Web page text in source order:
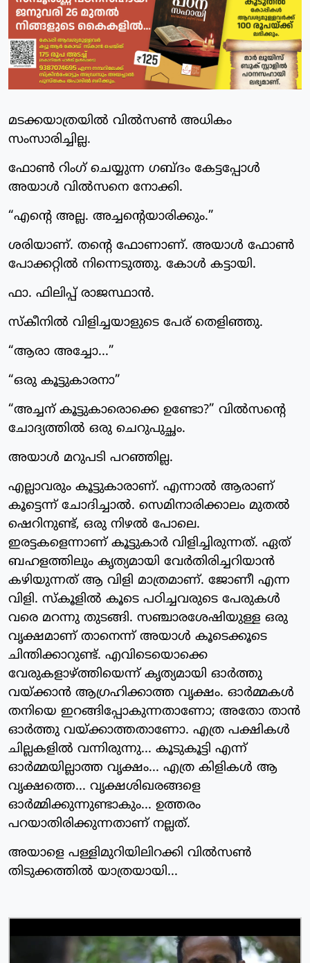
മടക്കയാത്രയിൽ വിൽസൺ അധികം
സംസാരിച്ചില്ല.
ഫോൺ റിംഗ് ചെയ്യുന്ന ഗബ്‌ദം കേട്ടപ്പോൾ
അയാൾ വിൽസനെ നോക്കി.
“എന്റെ അല്ല. അച്ചന്റെയാരിക്കും.”
ശരിയാണ്. തന്റെ ഫോണാണ്. അയാൾ ഫോൺ
പോക്കറ്റിൽ നിന്നെടുത്തു. കോൾ കട്ടായി.
ഫാ. ഫിലിപ്പ് രാജസ്ഥാൻ.
സ്കീനിൽ വിളിച്ചയാളുടെ പേര് തെളിഞ്ഞു.
“ആരാ അച്ചോ...”
“ഒരു കൂട്ടുകാരനാ”
“അച്ചന് കൂട്ടുകാരൊക്കെ ഉണ്ടോ?” വിൽസന്റെ
ചോദ്യത്തിൽ ഒരു ചെറുപുച്ഛം.
അയാൾ മറുപടി പറഞ്ഞില്ല.
എല്ലാവരും കൂട്ടുകാരാണ്. എന്നാൽ ആരാണ്
കൂട്ടെന്ന് ചോദിച്ചാൽ. സെമിനാരിക്കാലം മുതൽ
ഷെറിനുണ്ട്, ഒരു നിഴൽ പോലെ.
ഇരട്ടകളെന്നാണ് കൂട്ടുകാർ വിളിച്ചിരുന്നത്. ഏത്
ബഹളത്തിലും കൃത്യമായി വേർതിരിച്ചറിയാൻ
കഴിയുന്നത് ആ വിളി മാത്രമാണ്. ജോണീ എന്ന
വിളി. സ്കൂളിൽ കൂടെ പഠിച്ചവരുടെ പേരുകൾ
വരെ മറന്നു തുടങ്ങി. സഞ്ചാരശേഷിയുള്ള ഒരു
വൃക്ഷമാണ് താനെന്ന് അയാൾ കൂടെക്കൂടെ
ചിന്തിക്കാറുണ്ട്. എവിടെയൊക്കെ
വേരുകളാഴ്ത്തിയെന്ന് കൃത്യമായി ഓർത്തു
വയ്ക്കാൻ ആഗ്രഹിക്കാത്ത വൃക്ഷം. ഓർമ്മകൾ
തനിയെ ഇറങ്ങിപ്പോകുന്നതാണോ; അതോ താൻ
ഓർത്തു വയ്ക്കാത്തതാണോ. എത്ര പക്ഷികൾ
ചില്ലകളിൽ വന്നിരുന്നു... കൂടുകൂട്ടി എന്ന്
ഓർമ്മയില്ലാത്ത വൃക്ഷം... എത്ര കിളികൾ ആ
വൃക്ഷത്തെ... വൃക്ഷശിഖരങ്ങളെ
ഓർമ്മിക്കുന്നുണ്ടാകും... ഉത്തരം
പറയാതിരിക്കുന്നതാണ് നല്ലത്.
അയാളെ പള്ളിമുറിയിലിറക്കി വിൽസൺ
തിടുക്കത്തിൽ യാത്രയായി...